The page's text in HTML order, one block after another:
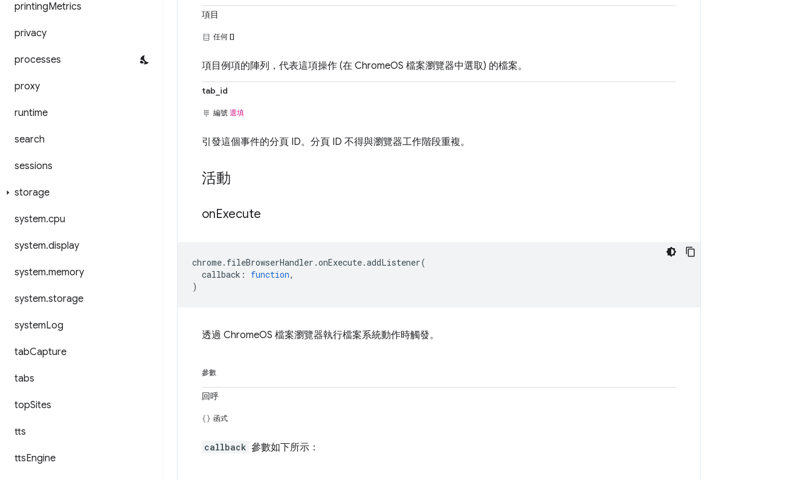
printingMetrics
privacy
processes
proxy
runtime
search
sessions
storage
system.cpu
system.display
system.memory
system.storage
systemLog
tabCapture
tabs
topSites
tts
ttsEngine
項目
任何 []
項目例項的陣列，代表這項操作 (在 ChromeOS 檔案瀏覽器中選取) 的檔案。
tab_id
編號 選填
引發這個事件的分頁 ID。分頁 ID 不得與瀏覽器工作階段重複。
活動
onExecute
chrome. fileBrowserHandler .onExecute.addListener(
callback : function,
)
透過 ChromeOS 檔案瀏覽器執行檔案系統動作時觸發。
參數
回呼
函式
callback 參數如下所示：